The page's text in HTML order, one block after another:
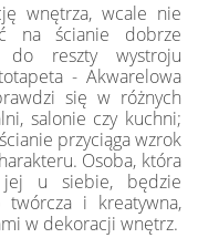
wnętrza, wcale nie
na ścianie dobrze
do reszty wystroju
- Akwarelowa
się w różnych
salonie czy kuchni;
przyciąga wzrok
Osoba, która
jej u siebie, będzie
twórcza i kreatywna,
w dekoracji wnętrz.